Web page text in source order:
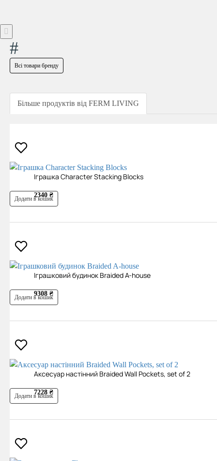
#
Всі товари бренду
Більше продуктів від FERM LIVING
Іграшка Character Stacking Blocks
2340 ₴
Додати в кошик
Іграшковий будинок Braided A-house
9308 ₴
Додати в кошик
Аксесуар настінний Braided Wall Pockets, set of 2
7228 ₴
Додати в кошик